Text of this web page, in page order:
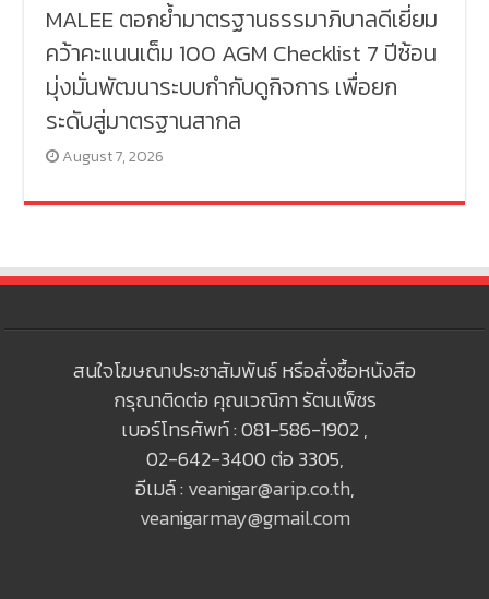
MALEE ตอกย้ำมาตรฐานธรรมาภิบาลดีเยี่ยม
คว้าคะแนนเต็ม 100 AGM Checklist 7 ปีซ้อน
มุ่งมั่นพัฒนาระบบกำกับดูกิจการ เพื่อยก
ระดับสู่มาตรฐานสากล
August 7, 2026
สนใจโฆษณาประชาสัมพันธ์ หรือสั่งซื้อหนังสือ
กรุณาติดต่อ คุณเวณิกา รัตนเพ็ชร
เบอร์โทรศัพท์ : 081-586-1902 ,
02-642-3400 ต่อ 3305,
อีเมล์ : veanigar@arip.co.th,
veanigarmay@gmail.com